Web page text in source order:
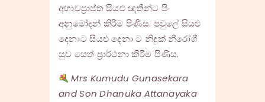
අභාවප්‍රාප්ත සියළු ඥාතීන්ට පිං
අනුමෝදන් කිරීම පිණිස. පවුලේ සියළු
දෙනාට සියළු දෙනා ට නිදුක් නීරෝගී
සුව සෙත් ප්‍රාර්ථනා කිරීම පිණිස.
Mrs Kumudu Gunasekara
and Son Dhanuka Attanayaka